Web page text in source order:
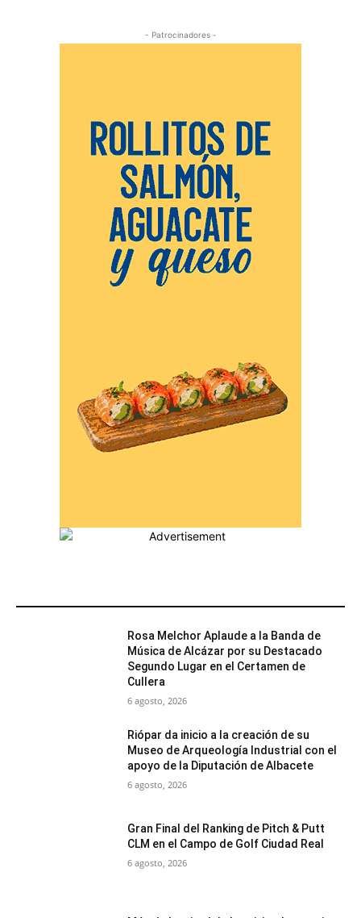
- Patrocinadores -
Rosa Melchor Aplaude a la Banda de
Música de Alcázar por su Destacado
Segundo Lugar en el Certamen de
Cullera
6 agosto, 2026
Riópar da inicio a la creación de su
Museo de Arqueología Industrial con el
apoyo de la Diputación de Albacete
6 agosto, 2026
Gran Final del Ranking de Pitch & Putt
CLM en el Campo de Golf Ciudad Real
6 agosto, 2026